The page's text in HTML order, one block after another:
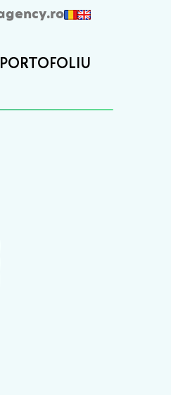
PORTOFOLIU